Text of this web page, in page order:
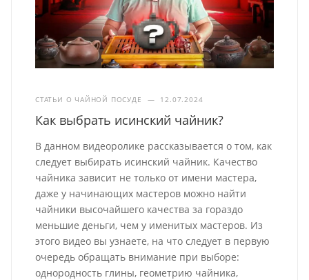
СТАТЬИ О ЧАЙНОЙ ПОСУДЕ — 12.07.2024
Как выбрать исинский чайник?
В данном видеоролике рассказывается о том, как
следует выбирать исинский чайник. Качество
чайника зависит не только от имени мастера,
даже у начинающих мастеров можно найти
чайники высочайшего качества за гораздо
меньшие деньги, чем у именитых мастеров. Из
этого видео вы узнаете, на что следует в первую
очередь обращать внимание при выборе:
однородность глины, геометрию чайника,